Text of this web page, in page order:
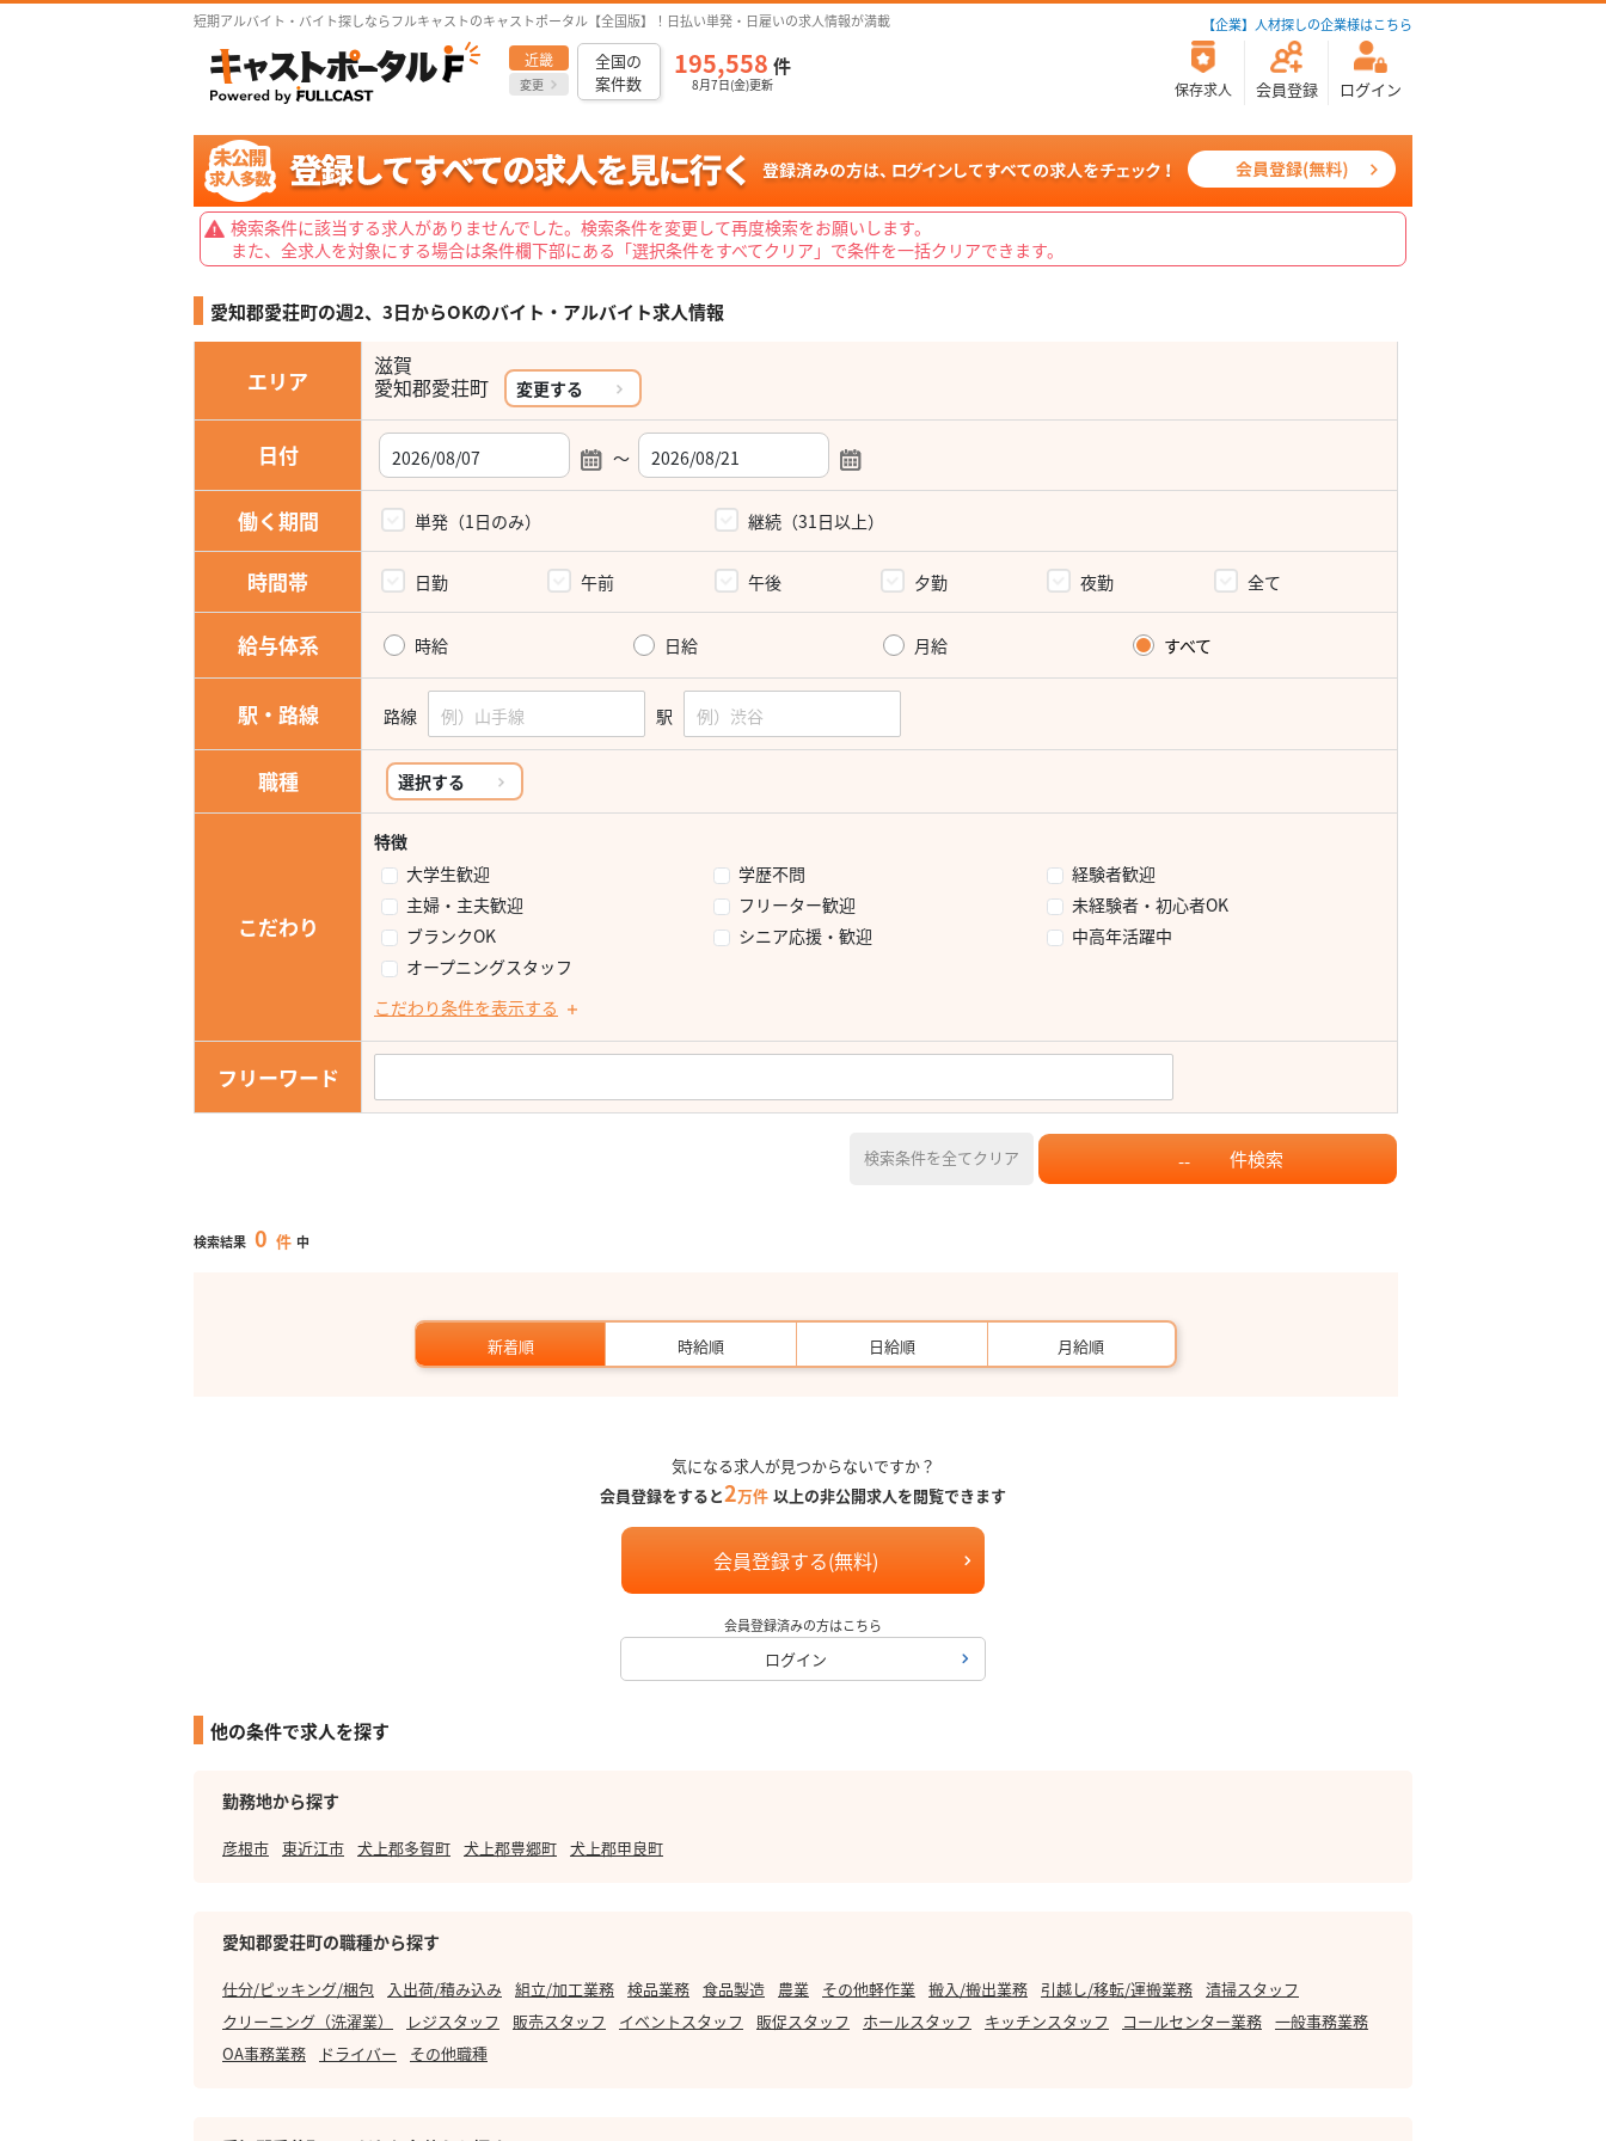
短期アルバイト・バイト探しならフルキャストのキャストポータル【全国版】！日払い単発・日雇いの求人情報が満載 【企業】人材探しの企業様はこちら
近畿
変更
全国の
案件数
195,558 件
8月7日(金)更新 保存求人 会員登録 ログイン
検索条件に該当する求人がありませんでした。検索条件を変更して再度検索をお願いします。
また、全求人を対象にする場合は条件欄下部にある「選択条件をすべてクリア」で条件を一括クリアできます。
愛知郡愛荘町の週2、3日からOKのバイト・アルバイト求人情報
エリア
滋賀
愛知郡愛荘町 変更する
日付 ～
働く期間 単発（1日のみ） 継続（31日以上）
時間帯 日勤 午前 午後 夕勤 夜勤 全て
給与体系 時給 日給 月給 すべて
駅・路線 路線 駅
職種 選択する
こだわり
特徴
大学生歓迎
学歴不問
経験者歓迎
主婦・主夫歓迎
フリーター歓迎
未経験者・初心者OK
ブランクOK
シニア応援・歓迎
中高年活躍中
オープニングスタッフ
こだわり条件を表示する
フリーワード
検索条件を全てクリア -- 件検索
検索結果 0 件 中
新着順 時給順 日給順 月給順
気になる求人が見つからないですか？
会員登録をすると2万件 以上の非公開求人を閲覧できます
会員登録する(無料)
会員登録済みの方はこちら
ログイン
他の条件で求人を探す
勤務地から探す
彦根市 東近江市 犬上郡多賀町 犬上郡豊郷町 犬上郡甲良町
愛知郡愛荘町の職種から探す
仕分/ピッキング/梱包 入出荷/積み込み 組立/加工業務 検品業務 食品製造 農業 その他軽作業 搬入/搬出業務 引越し/移転/運搬業務 清掃スタッフ
クリーニング（洗濯業）
レジスタッフ 販売スタッフ イベントスタッフ 販促スタッフ ホールスタッフ キッチンスタッフ コールセンター業務 一般事務業務
OA事務業務
ドライバー その他職種